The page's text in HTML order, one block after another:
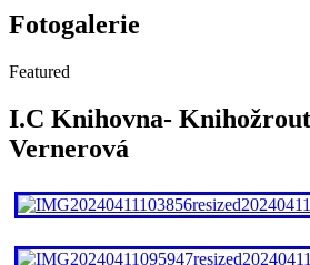
Fotogalerie
Featured
I.C Knihovna-
Vernerová